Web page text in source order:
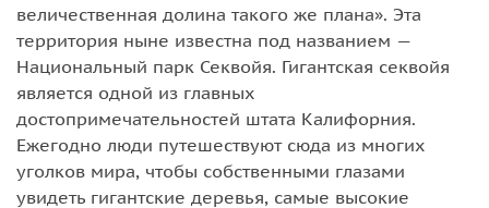
величественная долина такого же плана». Эта
территория ныне известна под названием —
Национальный парк Секвойя. Гигантская секвойя
является одной из главных
достопримечательностей штата Калифорния.
Ежегодно люди путешествуют сюда из многих
уголков мира, чтобы собственными глазами
увидеть гигантские деревья, самые высокие